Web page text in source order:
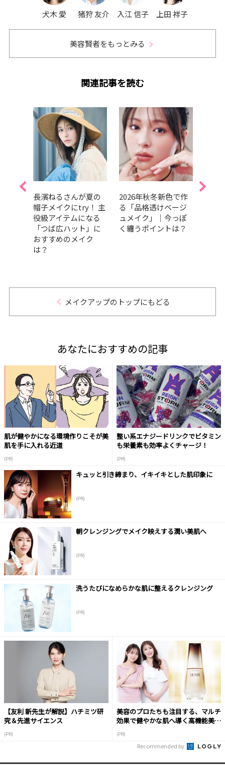
犬木 愛 猪狩 友介 入江 信子 上田 祥子
美容賢者をもっとみる
関連記事を読む
長濱ねるさんが夏の
帽子メイクにtry！ 主
役級アイテムになる
「つば広ハット」に
おすすめのメイク
は？
2026年秋冬新色で作
る「品格透けベージ
ュメイク」｜今っぽ
く纏うポイントは？
メイクアップのトップにもどる
あなたにおすすめの記事
肌が健やかになる環境作りこそが美
肌を手に入れる近道
(PR)
整い系エナジードリンクでビタミン
も栄養素も効率よくチャージ！
(PR)
キュッと引き締まり、イキイキとした肌印象に
(PR)
朝クレンジングでメイク映えする潤い美肌へ
(PR)
洗うたびになめらかな肌に整えるクレンジング
(PR)
【友利 新先生が解説】ハチミツ研
究＆先進サイエンス
(PR)
美容のプロたちも注目する、マルチ
効果で健やかな肌へ導く高機能美容
(PR)
Recommended by